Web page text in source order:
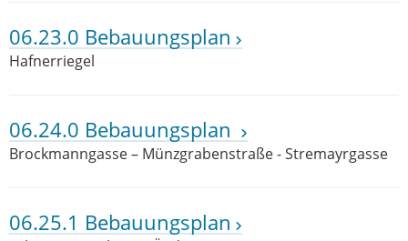
06.23.0 Bebauungsplan
Hafnerriegel
06.24.0 Bebauungsplan
Brockmanngasse – Münzgrabenstraße - Stremayrgasse
06.25.1 Bebauungsplan